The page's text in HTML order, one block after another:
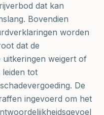
dat kan
Bovendien
worden
dat de
uitkeringen weigert of
tot
De
ingevoerd om het